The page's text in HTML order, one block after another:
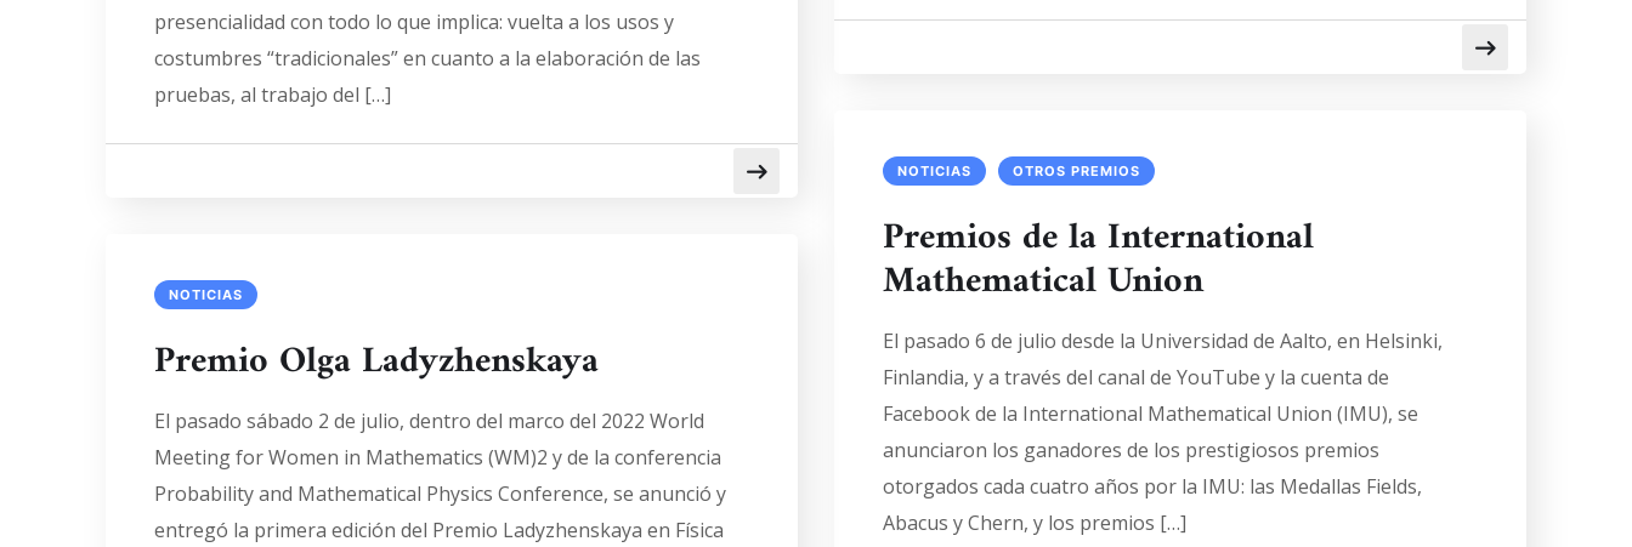
presencialidad con todo lo que implica: vuelta a los usos y
costumbres “tradicionales” en cuanto a la elaboración de las
pruebas, al trabajo del […]
NOTICIAS OTROS PREMIOS
Premios de la International
Mathematical Union
El pasado 6 de julio desde la Universidad de Aalto, en Helsinki,
Finlandia, y a través del canal de YouTube y la cuenta de
Facebook de la International Mathematical Union (IMU), se
anunciaron los ganadores de los prestigiosos premios
otorgados cada cuatro años por la IMU: las Medallas Fields,
Abacus y Chern, y los premios […]
NOTICIAS
Premio Olga Ladyzhenskaya
El pasado sábado 2 de julio, dentro del marco del 2022 World
Meeting for Women in Mathematics (WM)2 y de la conferencia
Probability and Mathematical Physics Conference, se anunció y
entregó la primera edición del Premio Ladyzhenskaya en Física